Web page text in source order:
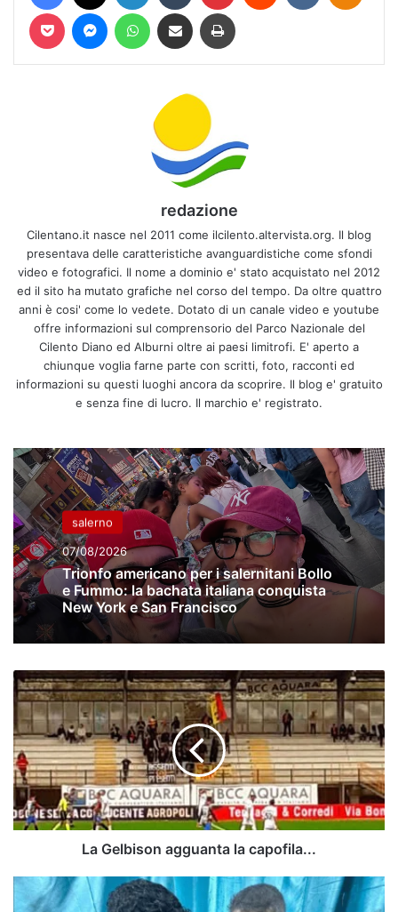
Pocket MessengerWhatsAppCondividi via mail Stampa
redazione
Cilentano.it nasce nel 2011 come ilcilento.altervista.org. Il blog
presentava delle caratteristiche avanguardistiche come sfondi
video e fotografici. Il nome a dominio e' stato acquistato nel 2012
ed il sito ha mutato grafiche nel corso del tempo. Da oltre quattro
anni è cosi' come lo vedete. Dotato di un canale video e youtube
offre informazioni sul comprensorio del Parco Nazionale del
Cilento Diano ed Alburni oltre ai paesi limitrofi. E' aperto a
chiunque voglia farne parte con scritti, foto, racconti ed
informazioni su questi luoghi ancora da scoprire. Il blog e' gratuito
e senza fine di lucro. Il marchio e' registrato.
salerno
07/08/2026
Trionfo americano per i salernitani Bollo
e Fummo: la bachata italiana conquista
New York e San Francisco
La
Gelbison
agguanta
la
capofila...
La Gelbison agguanta la capofila...
Israele
minaccia